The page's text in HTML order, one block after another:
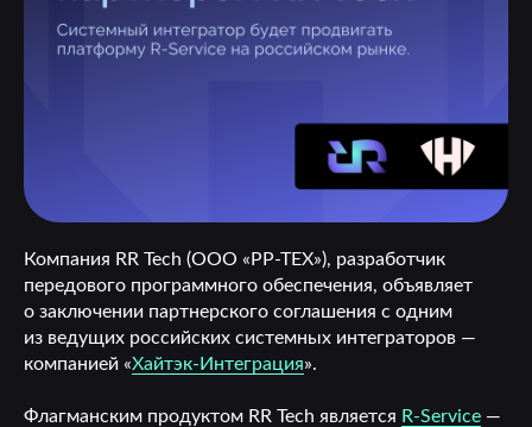
Компания RR Tech (ООО «РР-ТЕХ»), разработчик
передового программного обеспечения, объявляет
о заключении партнерского соглашения с одним
из ведущих российских системных интеграторов —
компанией «Хайтэк-Интеграция».
Флагманским продуктом RR Tech является R-Service —